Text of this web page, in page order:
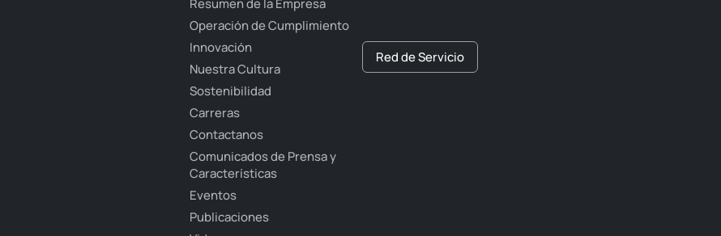
Resumen de la Empresa
Operación de Cumplimiento
Innovación
Nuestra Cultura
Sostenibilidad
Carreras
Contactanos
Comunicados de Prensa y
Características
Eventos
Publicaciones
Red de Servicio